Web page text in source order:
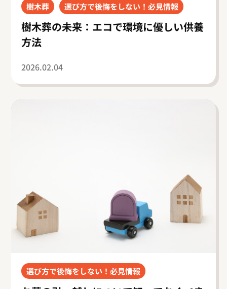
樹木葬 選び方で後悔をしない！必見情報
樹木葬の未来：エコで環境に優しい供養
方法
2026.02.04
選び方で後悔をしない！必見情報